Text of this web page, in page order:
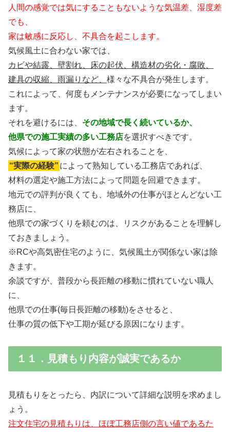
人間の感覚では気にすることもないような気温差、湿度差
でも、
家は敏感に反応し、不具合を起こします。
気候風土に合わない家では、
カビや結露、壁割れ、床の起伏、構造材の劣化・腐敗、
建具の収縮、雨漏りなど、 様々な不具合が発生します。
これによって、何度もメンテナンスが必要になってしまい
ます。
それを避けるには、 その地域で長く続いているか、
他県での施工実績の多い工務店を選択すべきです。
気候によって家の状態が左右されることを、
“実際の経験” によって熟知している工務店であれば、
材料の選定や施工方法によって問題を回避できます。
地元での評判が良くても、地域外の仕事がほとんどない工
務店に、
他県での家づくりを頼むのは、リスクがあることを理解し
ておきましょう。
※RCや高気密住宅のように、気候風土が関係ない家は除
きます。
余談ですが、普段から長距離の移動に慣れていない職人
に、
他県での仕事(毎日長距離の移動)をさせると、
仕事の質の低下や工期が延びる原因になります。
１１．見積もり内容が誠実であるか
見積もりをとったら、内訳について詳細な説明を求めまし
ょう。
注文住宅の見積もりは、ほぼ工務店側の言い値であるた